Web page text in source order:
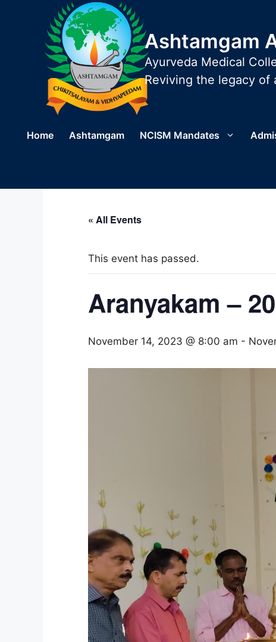
Ashtamgam
Ayurveda Medical
Reviving the legacy of
Home Ashtamgam NCISM Mandates
« All Events
This event has passed.
Aranyakam –
November 14, 2023 @ 8:00 am -